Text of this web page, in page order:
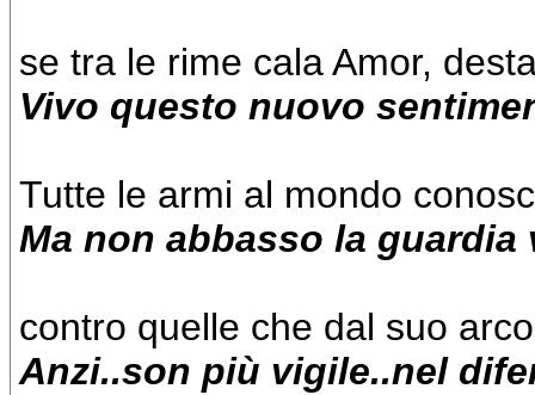
se tra le rime cala Amor,
Vivo questo nuovo
Tutte le armi al mondo
Ma non abbasso la
contro quelle che dal suo
Anzi..son più vigile..nel